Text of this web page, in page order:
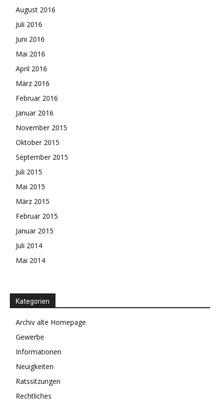
August 2016
Juli 2016
Juni 2016
Mai 2016
April 2016
März 2016
Februar 2016
Januar 2016
November 2015
Oktober 2015
September 2015
Juli 2015
Mai 2015
März 2015
Februar 2015
Januar 2015
Juli 2014
Mai 2014
Kategorien
Archiv alte Homepage
Gewerbe
Informationen
Neuigkeiten
Ratssitzungen
Rechtliches